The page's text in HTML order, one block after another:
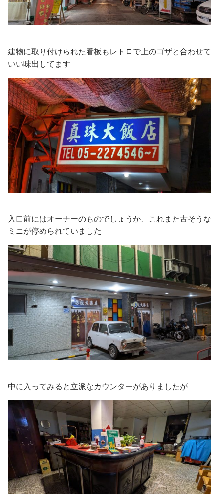
建物に取り付けられた看板もレトロで上のゴザと合わせて
いい味出してます
入口前にはオーナーのものでしょうか、これまた古そうな
ミニが停められていました
中に入ってみると立派なカウンターがありましたが